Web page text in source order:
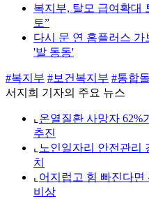
복지부, 탈모 급여확대
토”
다시 문 연 홈플러스
'발 동동'
#복지부 #보건복지부 #통합
서지희 기자의 주요 뉴스
⌞ 온열질환 사망자 62%
추진
⌞ 노인일자리 안전관리
치
⌞ 어지럽고 힘 빠진다
비상